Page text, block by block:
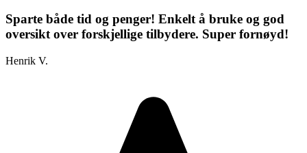
Sparte både tid og penger! Enkelt å bruke og god
oversikt over forskjellige tilbydere. Super fornøyd!
Henrik V.